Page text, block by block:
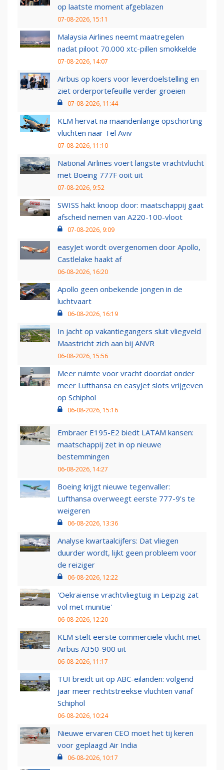
op laatste moment afgeblazen
07-08-2026, 15:11
Malaysia Airlines neemt maatregelen
nadat piloot 70.000 xtc-pillen smokkelde
07-08-2026, 14:07
Airbus op koers voor leverdoelstelling en
ziet orderportefeuille verder groeien
07-08-2026, 11:44
KLM hervat na maandenlange opschorting
vluchten naar Tel Aviv
07-08-2026, 11:10
National Airlines voert langste vrachtvlucht
met Boeing 777F ooit uit
07-08-2026, 9:52
SWISS hakt knoop door: maatschappij gaat
afscheid nemen van A220-100-vloot
07-08-2026, 9:09
easyJet wordt overgenomen door Apollo,
Castlelake haakt af
06-08-2026, 16:20
Apollo geen onbekende jongen in de
luchtvaart
06-08-2026, 16:19
In jacht op vakantiegangers sluit vliegveld
Maastricht zich aan bij ANVR
06-08-2026, 15:56
Meer ruimte voor vracht doordat onder
meer Lufthansa en easyJet slots vrijgeven
op Schiphol
06-08-2026, 15:16
Embraer E195-E2 biedt LATAM kansen:
maatschappij zet in op nieuwe
bestemmingen
06-08-2026, 14:27
Boeing krijgt nieuwe tegenvaller:
Lufthansa overweegt eerste 777-9’s te
weigeren
06-08-2026, 13:36
Analyse kwartaalcijfers: Dat vliegen
duurder wordt, lijkt geen probleem voor
de reiziger
06-08-2026, 12:22
'Oekraïense vrachtvliegtuig in Leipzig zat
vol met munitie'
06-08-2026, 12:20
KLM stelt eerste commerciële vlucht met
Airbus A350-900 uit
06-08-2026, 11:17
TUI breidt uit op ABC-eilanden: volgend
jaar meer rechtstreekse vluchten vanaf
Schiphol
06-08-2026, 10:24
Nieuwe ervaren CEO moet het tij keren
voor geplaagd Air India
06-08-2026, 10:17